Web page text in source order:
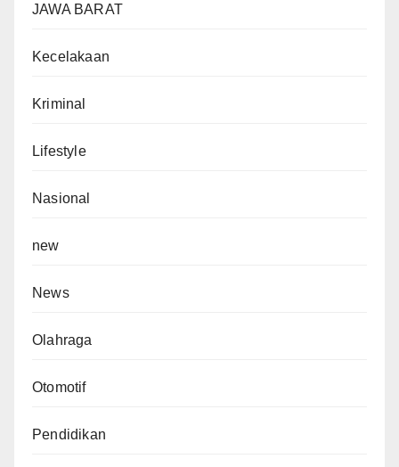
JAWA BARAT
Kecelakaan
Kriminal
Lifestyle
Nasional
new
News
Olahraga
Otomotif
Pendidikan